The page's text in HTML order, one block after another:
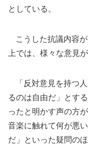
としている。
こうした抗議内容
上では、様々な意見が
「反対意見を持つ
るのは自由だ」とす
ったと明かす声の方
音楽に触れて何が悪
だ」といった疑問の